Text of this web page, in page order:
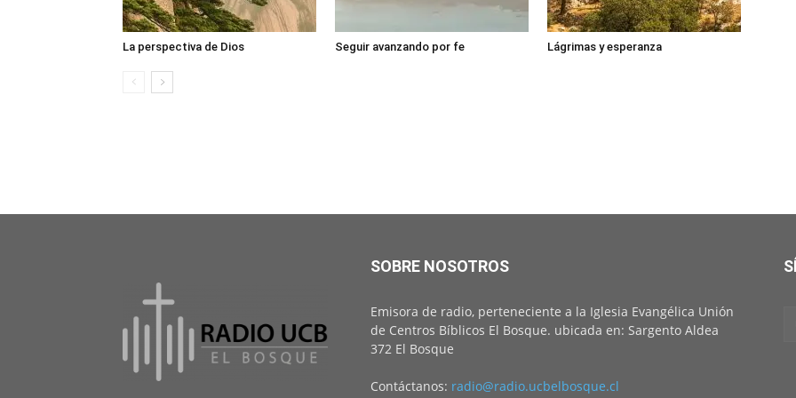
La perspectiva de Dios Seguir avanzando por fe Lágrimas y esperanza
SOBRE NOSOTROS
Emisora de radio, perteneciente a la Iglesia Evangélica Unión
de Centros Bíblicos El Bosque. ubicada en: Sargento Aldea
372 El Bosque
Contáctanos: radio@radio.ucbelbosque.cl